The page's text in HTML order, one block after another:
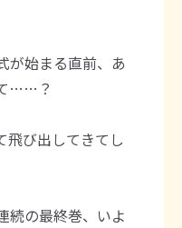
が始まる直前、あ
……？
飛び出してきてし
続の最終巻、いよ